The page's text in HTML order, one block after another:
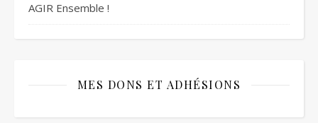
AGIR Ensemble !
MES DONS ET ADHÉSIONS